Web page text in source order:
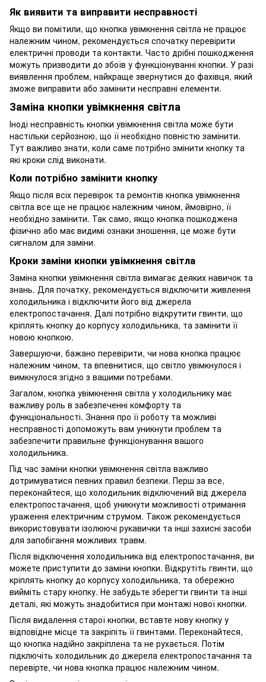
Як виявити та виправити несправності
Якщо ви помітили, що кнопка увімкнення світла не працює
належним чином, рекомендується спочатку перевірити
електричні проводи та контакти. Часто дрібні пошкодження
можуть призводити до збоїв у функціонуванні кнопки. У разі
виявлення проблем, найкраще звернутися до фахівця, який
зможе виправити або замінити несправні елементи.
Заміна кнопки увімкнення світла
Іноді несправність кнопки увімкнення світла може бути
настільки серйозною, що її необхідно повністю замінити.
Тут важливо знати, коли саме потрібно змінити кнопку та
які кроки слід виконати.
Коли потрібно замінити кнопку
Якщо після всіх перевірок та ремонтів кнопка увімкнення
світла все ще не працює належним чином, ймовірно, її
необхідно замінити. Так само, якщо кнопка пошкоджена
фізично або має видимі ознаки зношення, це може бути
сигналом для заміни.
Кроки заміни кнопки увімкнення світла
Заміна кнопки увімкнення світла вимагає деяких навичок та
знань. Для початку, рекомендується відключити живлення
холодильника і відключити його від джерела
електропостачання. Далі потрібно відкрутити гвинти, що
кріплять кнопку до корпусу холодильника, та замінити її
новою кнопкою.
Завершуючи, бажано перевірити, чи нова кнопка працює
належним чином, та впевнитися, що світло увімкнулося і
вимкнулося згідно з вашими потребами.
Загалом, кнопка увімкнення світла у холодильнику має
важливу роль в забезпеченні комфорту та
функціональності. Знання про її роботу та можливі
несправності допоможуть вам уникнути проблем та
забезпечити правильне функціонування вашого
холодильника.
Під час заміни кнопки увімкнення світла важливо
дотримуватися певних правил безпеки. Перш за все,
переконайтеся, що холодильник відключений від джерела
електропостачання, щоб уникнути можливості отримання
ураження електричним струмом. Також рекомендується
використовувати ізолюючі рукавички та інші захисні засоби
для запобігання можливих травм.
Після відключення холодильника від електропостачання, ви
можете приступити до заміни кнопки. Відкрутіть гвинти, що
кріплять кнопку до корпусу холодильника, та обережно
вийміть стару кнопку. Не забудьте зберегти гвинти та інші
деталі, які можуть знадобитися при монтажі нової кнопки.
Після видалення старої кнопки, вставте нову кнопку у
відповідне місце та закріпіть її гвинтами. Переконайтеся,
що кнопка надійно закріплена та не рухається. Потім
підключіть холодильник до джерела електропостачання та
перевірте, чи нова кнопка працює належним чином.